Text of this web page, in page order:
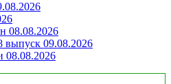
08.08.2026
09.08.2026
08.08.2026